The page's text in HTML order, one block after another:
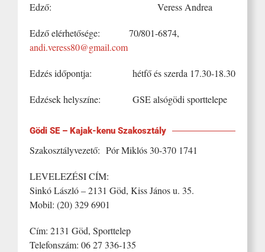
Edző: Veress Andrea
Edző elérhetősége: 70/801-6874,
andi.veress80@gmail.com
Edzés időpontja: hétfő és szerda 17.30-18.30
Edzések helyszíne: GSE alsógödi sporttelepe
Gödi SE – Kajak-kenu Szakosztály
Szakosztályvezető: Pór Miklós 30-370 1741
LEVELEZÉSI CÍM:
Sinkó László – 2131 Göd, Kiss János u. 35.
Mobil: (20) 329 6901
Cím: 2131 Göd, Sporttelep
Telefonszám: 06 27 336-135